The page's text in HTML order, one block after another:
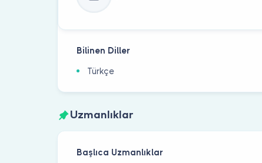
Bilinen Diller
Türkçe
Uzmanlıklar
Başlıca Uzmanlıklar